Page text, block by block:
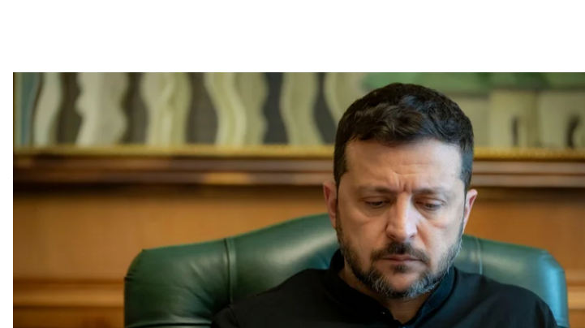
Президент України Володимир Зеленський
Володимир Зеленський / Facebook
Президент України Володимир Зеленський ввів у дію санкції РНБО проти п’ятьох
зареєстрованих у Китаї.
Про цейдетьсяв указі президента № 466/2025.
Так, обмежувальні заходи ввели проти таких китайських компаній: Central Asia Silk
Trade, Suzhou Yikeda Intelligent Technology, Shenzhen Royo Technology, Shenzhen
Technology та Ningbo BLIN Machinery.
Уповноважений президента з питань санкційної політики Владислав Власюк у
розповів
, що до списку санкцій потрапили компанії, чиї деталі
дронах, якими росія атакує Україну.